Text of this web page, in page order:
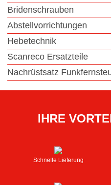
Bridenschrauben
Abstellvorrichtungen
Hebetechnik
Scanreco Ersatzteile
Nachrüstsatz
IHRE
Schnelle Lieferung